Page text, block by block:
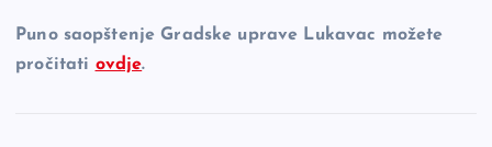
Puno saopštenje Gradske uprave Lukavac možete
pročitati ovdje.